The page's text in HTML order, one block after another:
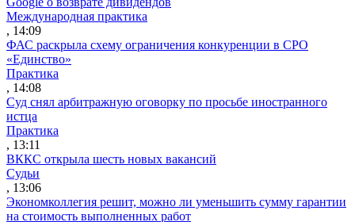
Международная практика
, 14:09
ФАС раскрыла схему ограничения конкуренции в СРО
«Единство»
Практика
, 14:08
Суд снял арбитражную оговорку по просьбе иностранного
истца
Практика
, 13:11
ВККС открыла шесть новых вакансий
Судьи
, 13:06
Экономколлегия решит, можно ли уменьшить сумму гарантии
на стоимость выполненных работ